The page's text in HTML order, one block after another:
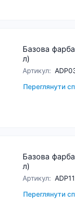
Базова
л)
Артикул:
Переглянути
Базова
л)
Артикул:
Переглянути